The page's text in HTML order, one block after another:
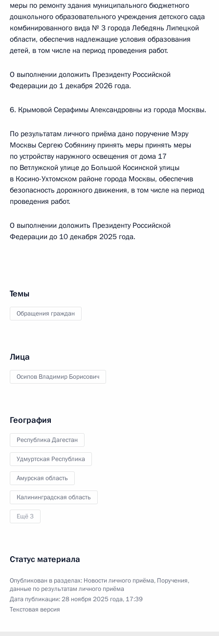
меры по ремонту здания муниципального бюджетного
дошкольного образовательного учреждения детского сада
комбинированного вида № 3 города Лебедянь Липецкой
области, обеспечив надлежащие условия образования
детей, в том числе на период проведения работ.
О выполнении доложить Президенту Российской
Федерации до 1 декабря 2026 года.
6. Крымовой Серафимы Александровны из города Москвы.
По результатам личного приёма дано поручение Мэру
Москвы Сергею Собянину принять меры принять меры
по устройству наружного освещения от дома 17
по Ветлужской улице до Большой Косинской улицы
в Косино-Ухтомском районе города Москвы, обеспечив
безопасность дорожного движения, в том числе на период
проведения работ.
О выполнении доложить Президенту Российской
Федерации до 10 декабря 2025 года.
Темы
Обращения граждан
Лица
Осипов Владимир Борисович
География
Республика Дагестан
Удмуртская Республика
Амурская область
Калининградская область
Ещё 3
Статус материала
Опубликован в разделах: Новости личного приёма, Поручения,
данные по результатам личного приёма
Дата публикации:28 ноября 2025 года, 17:39
Текстовая версия